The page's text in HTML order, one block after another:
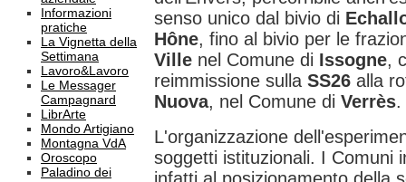
Informazioni
pratiche
La Vignetta della
Settimana
Lavoro&Lavoro
Le Messager
Campagnard
LibrArte
Mondo Artigiano
Montagna VdA
Oroscopo
Paladino dei
senso unico dal bivio di
Hône, fino al bivio per le
Ville nel Comune di Issogne,
reimmissione sulla SS26 alla
Nuova, nel Comune di Verrès.
L'organizzazione
soggetti istituzionali. I Comuni